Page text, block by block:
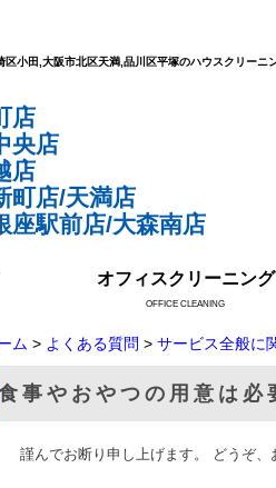
小田,大阪市北区天満,品川区平塚のハウスクリー
店
央店
店
町店/天満店
座駅前店/大森南店
オフィスクリーニング
OFFICE CLEANING
ム > よくある質問 > サービス全般に
事やおやつの用意は必
謹んでお断り申し上げます。 どうぞ、